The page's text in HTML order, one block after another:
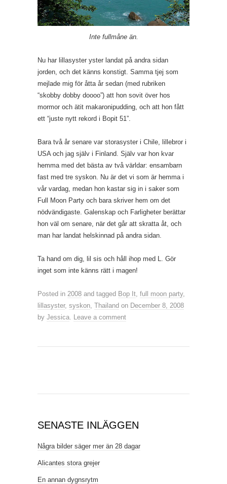
Inte fullmåne än.
Nu har lillasyster yster landat på andra sidan
jorden, och det känns konstigt. Samma tjej som
mejlade mig för åtta år sedan (med rubriken
“skobby dobby doooo”) att hon sovit över hos
mormor och ätit makaronipudding, och att hon fått
ett “juste nytt rekord i Bopit 51”.
Bara två år senare var storasyster i Chile, lillebror i
USA och jag själv i Finland. Själv var hon kvar
hemma med det bästa av två världar: ensambarn
fast med tre syskon. Nu är det vi som är hemma i
vår vardag, medan hon kastar sig in i saker som
Full Moon Party och bara skriver hem om det
nödvändigaste. Galenskap och Farligheter berättar
hon väl om senare, när det går att skratta åt, och
man har landat helskinnad på andra sidan.
Ta hand om dig, lil sis och håll ihop med L. Gör
inget som inte känns rätt i magen!
Posted in 2008 and tagged Bop It, full moon party,
lillasyster, syskon, Thailand on December 8, 2008
by Jessica. Leave a comment
SENASTE INLÄGGEN
Några bilder säger mer än 28 dagar
Alicantes stora grejer
En annan dygnsrytm